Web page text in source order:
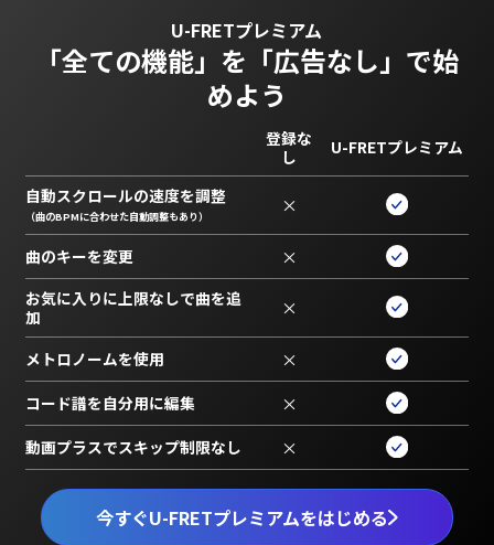
U-FRETプレミアム
「全ての機能」を 「広告なし」で始
めよう
今すぐU-FRETプレミアムをはじめる
登録な
し
U-FRETプレミアム
自動スクロールの速度を調整
（曲のBPMに合わせた自動調整もあり） ×
曲のキーを変更 ×
お気に入りに上限なしで曲を追
加
×
メトロノームを使用 ×
コード譜を自分用に編集 ×
動画プラスでスキップ制限なし ×